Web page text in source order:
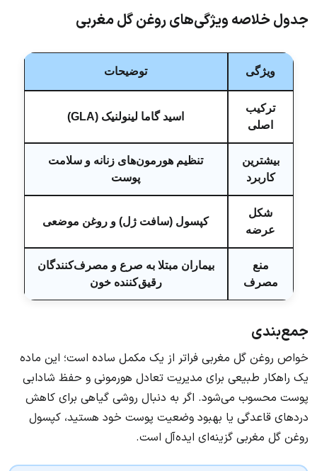
جدول خلاصه ویژگی‌های روغن گل مغربی
ویژگی توضیحات
ترکیب
اصلی
اسید گاما لینولنیک (GLA)
بیشترین
کاربرد
تنظیم هورمون‌های زنانه و سلامت
پوست
شکل
عرضه
کپسول (سافت ژل) و روغن موضعی
منع
مصرف
بیماران مبتلا به صرع و مصرف‌کنندگان
رقیق‌کننده خون
جمع‌بندی
خواص روغن گل مغربی فراتر از یک مکمل ساده است؛ این ماده
یک راهکار طبیعی برای مدیریت تعادل هورمونی و حفظ شادابی
پوست محسوب می‌شود. اگر به دنبال روشی گیاهی برای کاهش
دردهای قاعدگی یا بهبود وضعیت پوست خود هستید، کپسول
روغن گل مغربی گزینه‌ای ایده‌آل است.